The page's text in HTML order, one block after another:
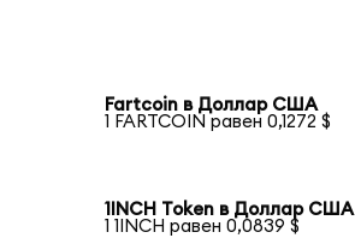
Fartcoin в Доллар США
1 FARTCOIN равен 0,1272 $
1INCH Token в Доллар США
1 1INCH равен 0,0839 $